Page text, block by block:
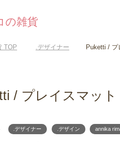
の雑貨
TOP .デザイナー Puketti / プ
/ プレイスマット
.デザイナー .デザイン annika